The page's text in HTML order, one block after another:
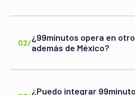
a viernes de 9:00 AM a 7:00 PM
Ver más
02/¿99minutos opera en
además de México?
planes de expansión a más
Ver más¿Puedo integrar